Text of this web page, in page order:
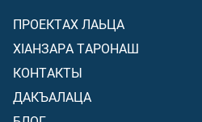
ПРОЕКТАХ ЛАЬЦА
ХIАНЗАРА ТАРОНАШ
КОНТАКТЫ
ДАКЪАЛАЦА